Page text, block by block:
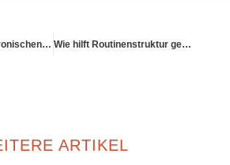
Wie gehe ich mit chronischen Entzündungen im Körper um? Wie hilft Routinenstruktur gegen Chaos im Kopf?
ARTIKEL